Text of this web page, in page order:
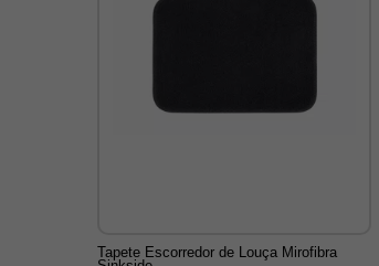
Tapete Escorredor de Louça Mirofibra